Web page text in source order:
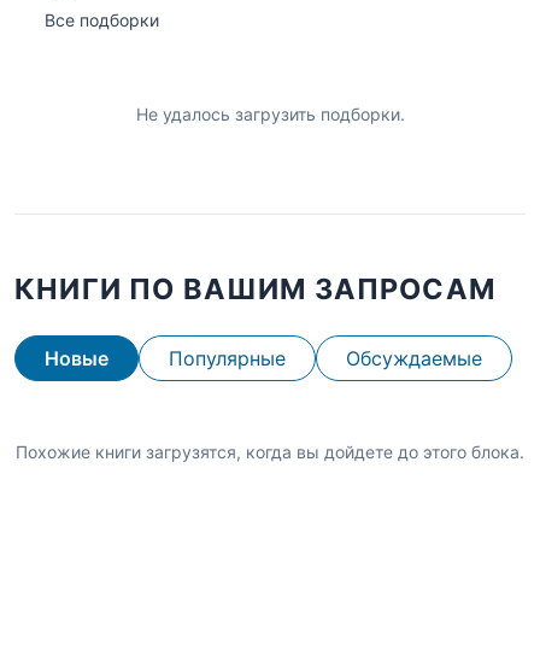
Все подборки
Не удалось загрузить подборки.
КНИГИ ПО ВАШИМ ЗАПРОСАМ
Новые Популярные Обсуждаемые
Похожие книги загрузятся, когда вы дойдете до этого блока.